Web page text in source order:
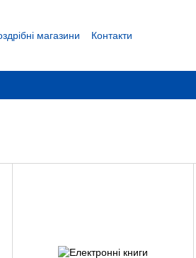
магазини
Контакти